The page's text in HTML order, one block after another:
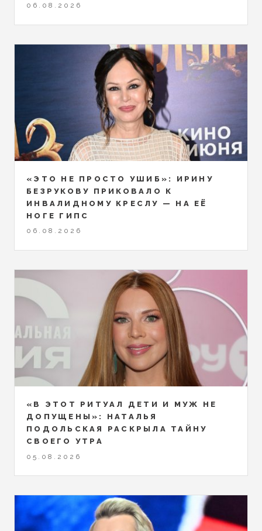
06.08.2026
«ЭТО НЕ ПРОСТО УШИБ»: ИРИНУ
БЕЗРУКОВУ ПРИКОВАЛО К
ИНВАЛИДНОМУ КРЕСЛУ — НА ЕЁ
НОГЕ ГИПС
06.08.2026
«В ЭТОТ РИТУАЛ ДЕТИ И МУЖ НЕ
ДОПУЩЕНЫ»: НАТАЛЬЯ
ПОДОЛЬСКАЯ РАСКРЫЛА ТАЙНУ
СВОЕГО УТРА
05.08.2026